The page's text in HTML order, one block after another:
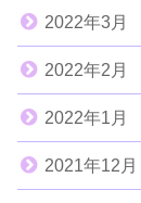
2022年3月
2022年2月
2022年1月
2021年12月